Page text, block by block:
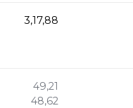
3,17,88
49,21
48,62